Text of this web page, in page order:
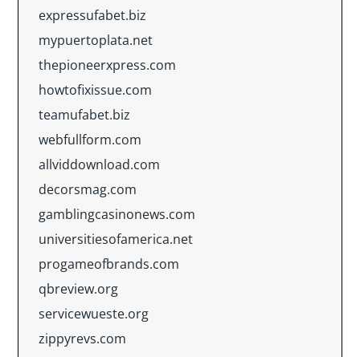
expressufabet.biz
mypuertoplata.net
thepioneerxpress.com
howtofixissue.com
teamufabet.biz
webfullform.com
allviddownload.com
decorsmag.com
gamblingcasinonews.com
universitiesofamerica.net
progameofbrands.com
qbreview.org
servicewueste.org
zippyrevs.com